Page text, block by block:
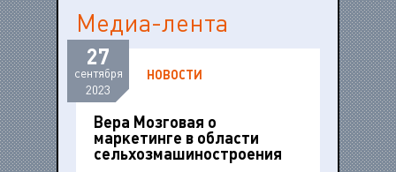
Медиа-лента
27
сентября
2023
НОВОСТИ
Вера Мозговая о
маркетинге в области
сельхозмашиностроения